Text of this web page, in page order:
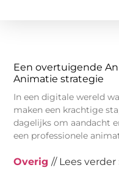
Een overtuigende
Animatie strategie
In een digitale wereld
maken een krachtige
dagelijks om aandacht
een professionele
Overig // Lees verder